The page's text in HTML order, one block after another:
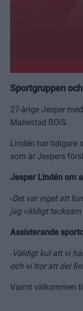
Sportgruppen
27-årige Jesper
Mariestad BOiS.
Lindén har tidigare
som är Jespers
Jesper Lindén om
-Det var inget att
jag väldigt tacksam
Assisterande
-Väldigt kul att vi
och vi tror att det
Varmt välkommen